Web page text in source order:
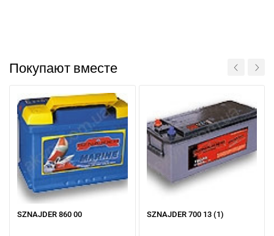
Покупают вместе
SZNAJDER 860 00 SZNAJDER 700 13 (1)